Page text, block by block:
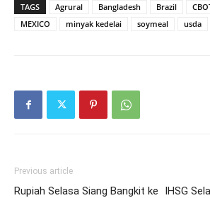
TAGS Agrural Bangladesh Brazil
MEXICO
minyak kedelai soymeal usda
Previous article
Rupiah Selasa Siang Bangkit ke
IHSG